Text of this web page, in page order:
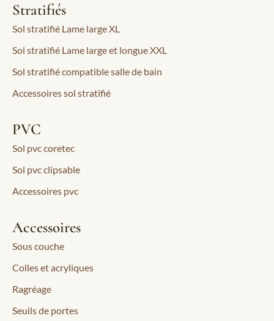
Stratifiés
Sol stratifié Lame large XL
Sol stratifié Lame large et longue XXL
Sol stratifié compatible salle de bain
Accessoires sol stratifié
PVC
Sol pvc coretec
Sol pvc clipsable
Accessoires pvc
Accessoires
Sous couche
Colles et acryliques
Ragréage
Seuils de portes